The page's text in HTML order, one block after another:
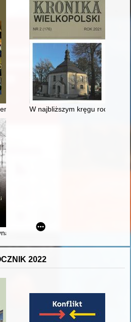
Górniczej i Akademii Górniczo-
W najbliższym kręgu
Stefana Wyszyńskiego w prace
2022